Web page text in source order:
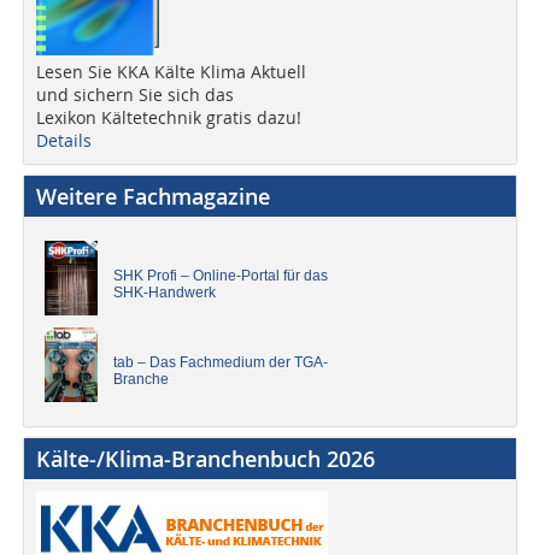
Lesen Sie KKA Kälte Klima Aktuell
und sichern Sie sich das
Lexikon Kältetechnik gratis dazu!
Details
Weitere Fachmagazine
SHK Profi – Online-Portal für das
SHK-Handwerk
tab – Das Fachmedium der TGA-
Branche
Kälte-/Klima-Branchenbuch 2026